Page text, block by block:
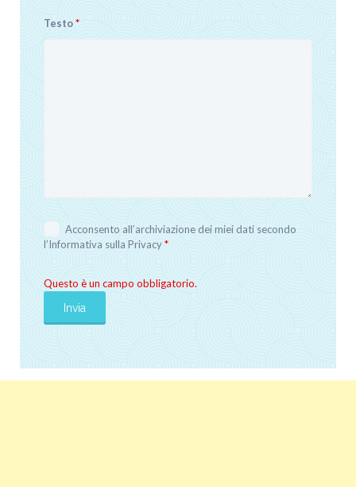
Testo*
Acconsento all’archiviazione dei miei dati secondo
l’Informativa sulla Privacy*
Questo è un campo obbligatorio.